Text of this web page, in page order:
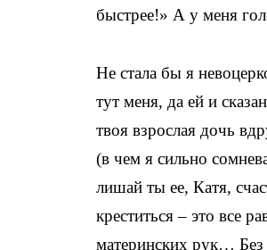
быстрее!» А у меня
Не стала бы я
тут меня, да ей и
твоя взрослая дочь
(в чем я сильно
лишай ты ее, Катя,
креститься – это все
материнских рук…